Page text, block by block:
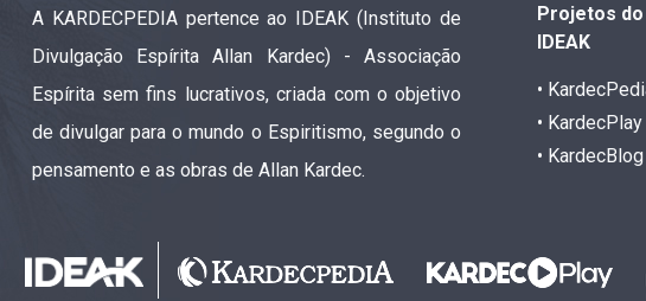
A KARDECPEDIA pertence ao IDEAK (Instituto de
Divulgação Espírita Allan Kardec) - Associação
Espírita sem fins lucrativos, criada com o objetivo
de divulgar para o mundo o Espiritismo, segundo o
pensamento e as obras de Allan Kardec.
Projetos do
IDEAK
•
• KardecPlay
• KardecBlog